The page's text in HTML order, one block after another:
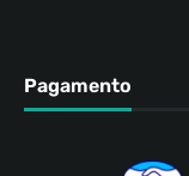
Pagamento